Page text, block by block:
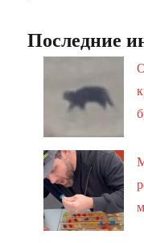
Последние